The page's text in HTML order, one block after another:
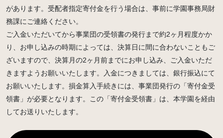
があります。受配者指定寄付金を行う場合は、事前に学園事務局財
務課にご連絡ください。
ご入金いただいてから事業団の受領書の発行まで約2ヶ月程度かか
り、お申し込みの時期によっては、決算日に間に合わないこともご
ざいますので、決算月の2ヶ月前までにお申し込み、ご入金いただ
きますようお願いいたします。入金につきましては、銀行振込にて
お願いいたします。損金算入手続きには、事業団発行の「寄付金受
領書」が必要となります。この「寄付金受領書」は、本学園を経由
してお送りいたします。